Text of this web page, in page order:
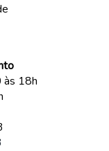
às 18h